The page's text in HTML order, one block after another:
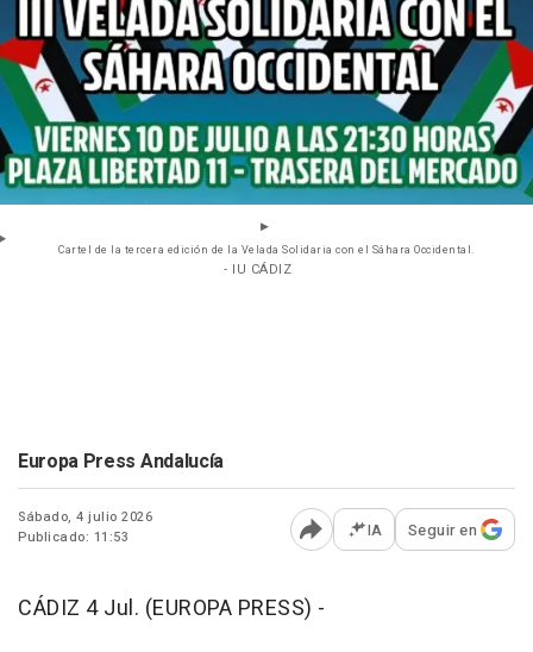
Cartel de la tercera edición de la Velada Solidaria con el Sáhara Occidental.
- IU CÁDIZ
Europa Press Andalucía
Sábado, 4 julio 2026
Publicado: 11:53
Abrir opciones para
IA Seguir en
CÁDIZ 4 Jul. (EUROPA PRESS) -